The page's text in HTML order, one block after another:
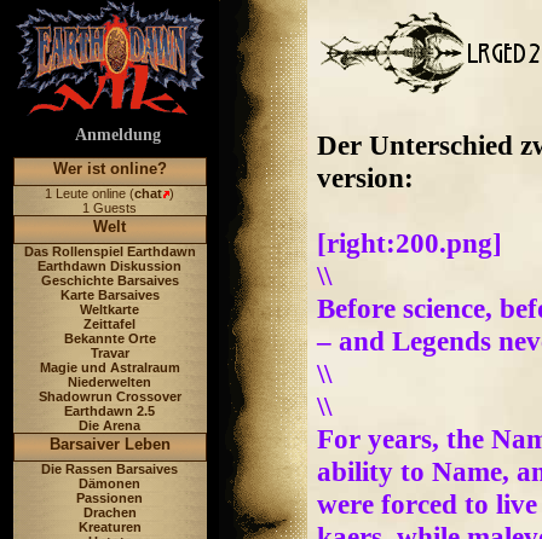
Anmeldung
Wer ist online?
1 Leute online (chat )
1 Guests
Welt
Das Rollenspiel Earthdawn
Earthdawn Diskussion
Geschichte Barsaives
Karte Barsaives
Weltkarte
Zeittafel
Bekannte Orte
Travar
Magie und Astralraum
Niederwelten
Shadowrun Crossover
Earthdawn 2.5
Die Arena
Barsaiver Leben
Die Rassen Barsaives
Dämonen
Passionen
Drachen
Kreaturen
Der Unterschied
version:
[right:200.png]
\\
Before science,
– and Legends
\\
\\
For years, the
ability to Name,
were forced to